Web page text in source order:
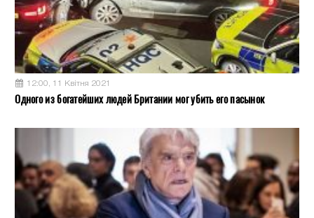
12:00, 11 Квітня 2021
Одного из богатейших людей Британии мог убить его пасынок